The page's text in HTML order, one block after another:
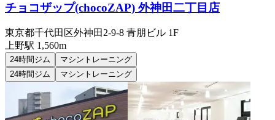
チョコザップ(chocoZAP) 外神田二丁目店
東京都千代田区外神田2-9-8 青朋ビル 1F
上野駅 1,560m
24時間ジム
マシントレーニング
24時間ジム
マシントレーニング